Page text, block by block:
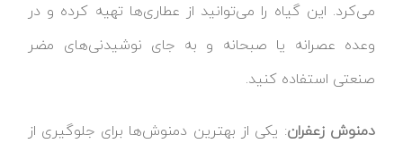
می‌کرد. این گیاه را می‌توانید از عطاری‌ها تهیه کرده و در
وعده عصرانه یا صبحانه و به جای نوشیدنی‌های مضر
صنعتی استفاده کنید.
دمنوش زعفران: یکی از بهترین دمنوش‌ها برای جلوگیری از